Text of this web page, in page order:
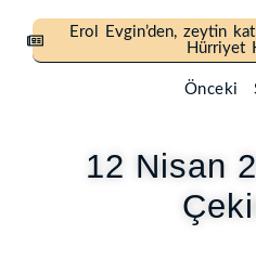
Erol Evgin’den, zeytin
Hürriyet
Önceki
12 Nisan